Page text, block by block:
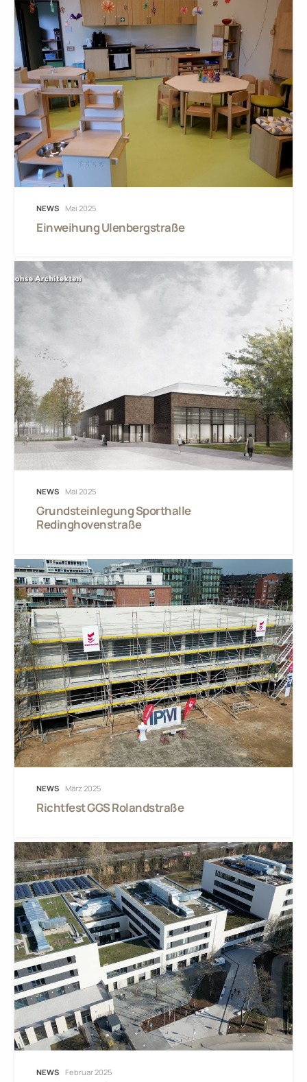
NEWS Mai 2025
Einweihung Ulenbergstraße
NEWS Mai 2025
Grundsteinlegung Sporthalle
Redinghovenstraße
NEWS März 2025
Richtfest GGS Rolandstraße
NEWS Februar 2025